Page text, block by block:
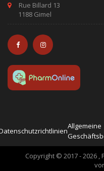
Rue Billard 13
1188 Gimel
Allgemeine
Copyright © 2017 - 2026 ,